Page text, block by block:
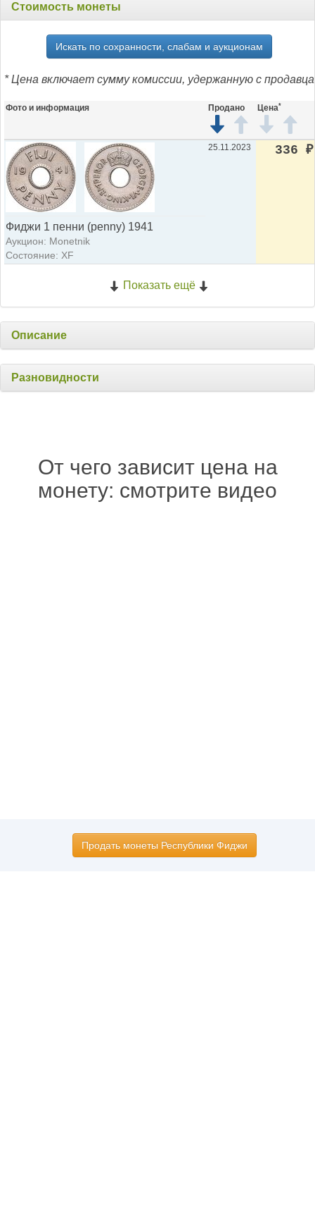
Стоимость монеты
Искать по сохранности, слабам и аукционам
* Цена включает сумму комиссии, удержанную с продавца
Фото и информация Продано Цена*
Фиджи 1 пенни (penny) 1941
Аукцион: Monetnik
Состояние: XF
25.11.2023 336 ₽
Показать ещё
Описание
Разновидности
От чего зависит цена на
монету: смотрите видео
Продать монеты Республики Фиджи